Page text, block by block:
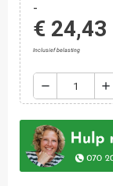
-
€ 24,43
Inclusief belasting
remove add